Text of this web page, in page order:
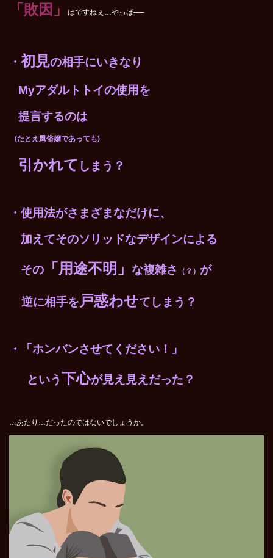
「敗因」 はですねぇ…やっぱ──
・ 初見の相手にいきなり
Myアダルトトイの使用を
提言するのは
(たとえ風俗嬢であっても)
引かれて しまう？
・使用法がさまざまなだけに、
加えてそのソリッドなデザインによる
その 「用途不明」 な複雑さ （？） が
逆に相手を 戸惑わせてしまう？
・「ホンバンさせてください！」
という下心が見え見えだった？
…あたり…だったのではないでしょうか。